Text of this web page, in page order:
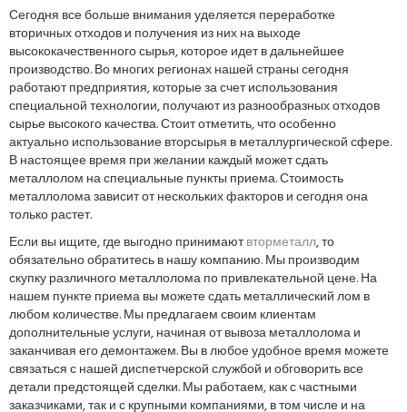
Сегодня все больше внимания уделяется переработке
вторичных отходов и получения из них на выходе
высококачественного сырья, которое идет в дальнейшее
производство. Во многих регионах нашей страны сегодня
работают предприятия, которые за счет использования
специальной технологии, получают из разнообразных отходов
сырье высокого качества. Стоит отметить, что особенно
актуально использование вторсырья в металлургической сфере.
В настоящее время при желании каждый может сдать
металлолом на специальные пункты приема. Стоимость
металлолома зависит от нескольких факторов и сегодня она
только растет.
Если вы ищите, где выгодно принимаютвторметалл, то
обязательно обратитесь в нашу компанию. Мы производим
скупку различного металлолома по привлекательной цене. На
нашем пункте приема вы можете сдать металлический лом в
любом количестве. Мы предлагаем своим клиентам
дополнительные услуги, начиная от вывоза металлолома и
заканчивая его демонтажем. Вы в любое удобное время можете
связаться с нашей диспетчерской службой и обговорить все
детали предстоящей сделки. Мы работаем, как с частными
заказчиками, так и с крупными компаниями, в том числе и на